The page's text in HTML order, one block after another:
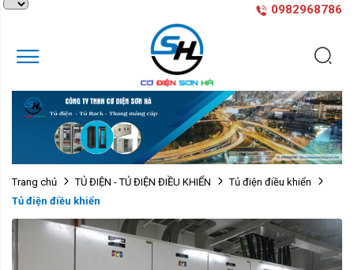
0982968786
Trang chủ TỦ ĐIỆN - TỦ ĐIỆN ĐIỀU KHIỂN
Tủ điện điều khiển
Tủ điện điều khiển